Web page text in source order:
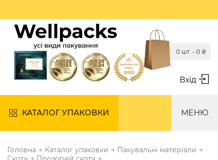
Вхід
0 шт. - 0 ₴
КАТАЛОГ УПАКОВКИ МЕНЮ
Головна → Каталог упаковки → Пакувальні матеріали →